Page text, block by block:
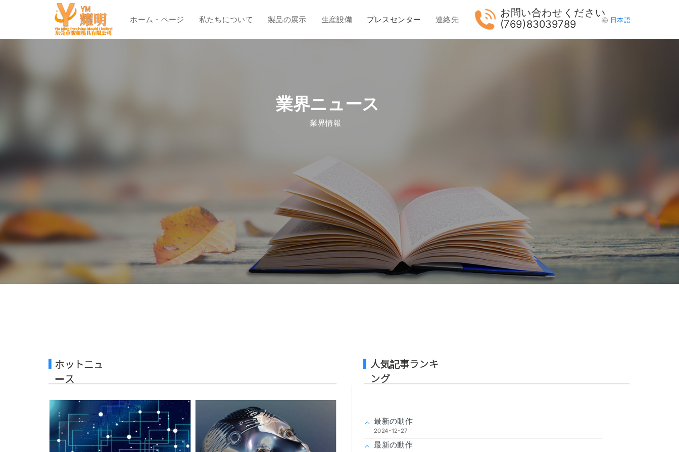
お問い合わせください
(769)83039789
ホーム・ページ 私たちについて 製品の展示 生産設備 プレスセンター 連絡先 日本語
業界ニュース
業界情報
ホットニュ
ース
人気記事ランキ
ング
最新の動作
2024-12-27
最新の動作